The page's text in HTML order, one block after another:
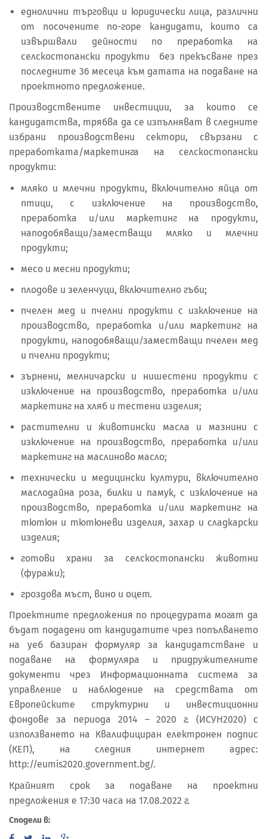
еднолични търговци и юридически лица, различни
от посочените по-горе кандидати, които са
извършвали дейности по преработка на
селскостопански продукти без прекъсване през
последните 36 месеца към датата на подаване на
проектното предложение.
Производствените инвестиции, за които се
кандидатства, трябва да се изпълняват в следните
избрани производствени сектори, свързани с
преработката/маркетинга на селскостопански
продукти:
мляко и млечни продукти, включително яйца от
птици, с изключение на производство,
преработка и/или маркетинг на продукти,
наподобяващи/заместващи мляко и млечни
продукти;
месо и месни продукти;
плодове и зеленчуци, включително гъби;
пчелен мед и пчелни продукти с изключение на
производство, преработка и/или маркетинг на
продукти, наподобяващи/заместващи пчелен мед
и пчелни продукти;
зърнени, мелничарски и нишестени продукти с
изключение на производство, преработка и/или
маркетинг на хляб и тестени изделия;
растителни и животински масла и мазнини с
изключение на производство, преработка и/или
маркетинг на маслиново масло;
технически и медицински култури, включително
маслодайна роза, билки и памук, с изключение на
производство, преработка и/или маркетинг на
тютюн и тютюневи изделия, захар и сладкарски
изделия;
готови храни за селскостопански животни
(фуражи);
гроздова мъст, вино и оцет.
Проектните предложения по процедурата могат да
бъдат подадени от кандидатите чрез попълването
на уеб базиран формуляр за кандидатстване и
подаване на формуляра и придружителните
документи чрез Информационната система за
управление и наблюдение на средствата от
Европейските структурни и инвестиционни
фондове за периода 2014 – 2020 г. (ИСУН2020) с
използването на Квалифициран електронен подпис
(КЕП), на следния интернет адрес:
http://eumis2020.government.bg/.
Крайният срок за подаване на проектни
предложения е 17:30 часа на 17.08.2022 г.
Сподели в: